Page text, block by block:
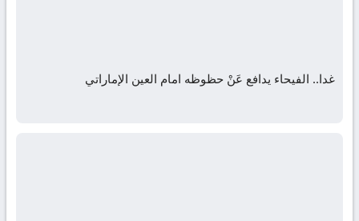
غدا.. الفيحاء يدافع عَنْ حظوظه امام العين الإماراتي